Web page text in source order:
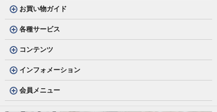
お買い物ガイド
各種サービス
コンテンツ
インフォメーション
会員メニュー